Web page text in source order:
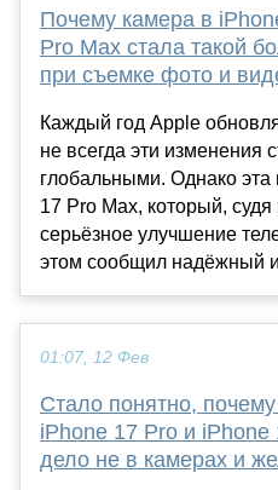
Почему камера в
Pro Max стала такой
при съемке фото и
Каждый год Apple
не всегда эти изменения
глобальными. Однако
17 Pro Max, который,
серьёзное улучшение
этом сообщил надёжный
01:07, 12 Фев
Стало понятно,
iPhone 17 Pro и
дело не в камерах и